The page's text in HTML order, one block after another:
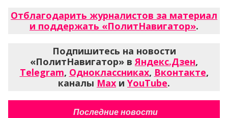
Отблагодарить журналистов за материал
и поддержать «ПолитНавигатор».
Подпишитесь на новости
«ПолитНавигатор» в Яндекс.Дзен,
Telegram, Одноклассниках, Вконтакте,
каналы Max и YouTube.
Последние новости